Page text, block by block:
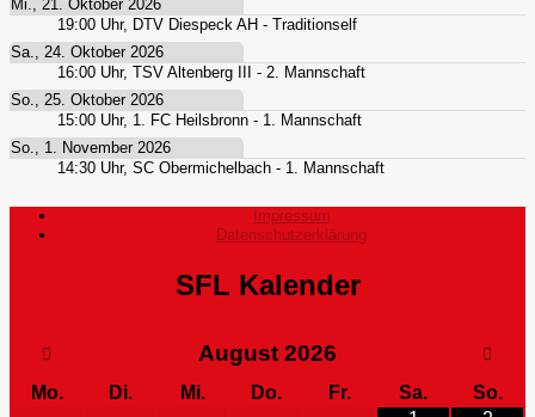
Mi., 21. Oktober 2026
19:00 Uhr, DTV Diespeck AH - Traditionself
Sa., 24. Oktober 2026
16:00 Uhr, TSV Altenberg III - 2. Mannschaft
So., 25. Oktober 2026
15:00 Uhr, 1. FC Heilsbronn - 1. Mannschaft
So., 1. November 2026
14:30 Uhr, SC Obermichelbach - 1. Mannschaft
Impressum
Datenschutzerklärung
SFL Kalender
August 2026
Mo. Di. Mi. Do. Fr. Sa.
So.